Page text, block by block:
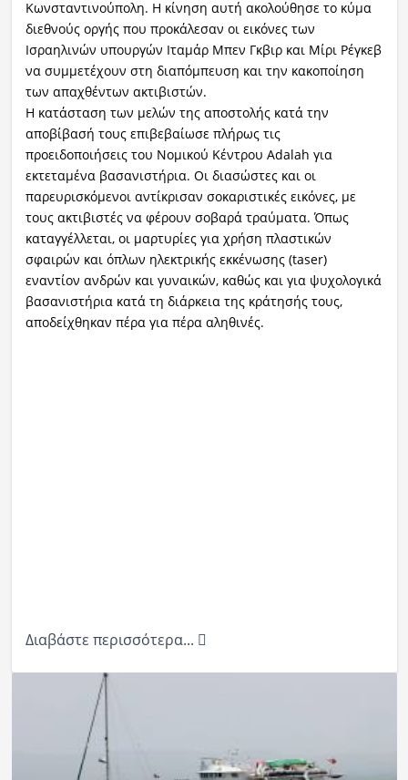
Κωνσταντινούπολη. Η κίνηση αυτή ακολούθησε το κύμα
διεθνούς οργής που προκάλεσαν οι εικόνες των
Ισραηλινών υπουργών Ιταμάρ Μπεν Γκβιρ και Μίρι Ρέγκεβ
να συμμετέχουν στη διαπόμπευση και την κακοποίηση
των απαχθέντων ακτιβιστών.
Η κατάσταση των μελών της αποστολής κατά την
αποβίβασή τους επιβεβαίωσε πλήρως τις
προειδοποιήσεις του Νομικού Κέντρου Adalah για
εκτεταμένα βασανιστήρια. Οι διασώστες και οι
παρευρισκόμενοι αντίκρισαν σοκαριστικές εικόνες, με
τους ακτιβιστές να φέρουν σοβαρά τραύματα. Όπως
καταγγέλλεται, οι μαρτυρίες για χρήση πλαστικών
σφαιρών και όπλων ηλεκτρικής εκκένωσης (taser)
εναντίον ανδρών και γυναικών, καθώς και για ψυχολογικά
βασανιστήρια κατά τη διάρκεια της κράτησής τους,
αποδείχθηκαν πέρα για πέρα αληθινές.
Διαβάστε περισσότερα...